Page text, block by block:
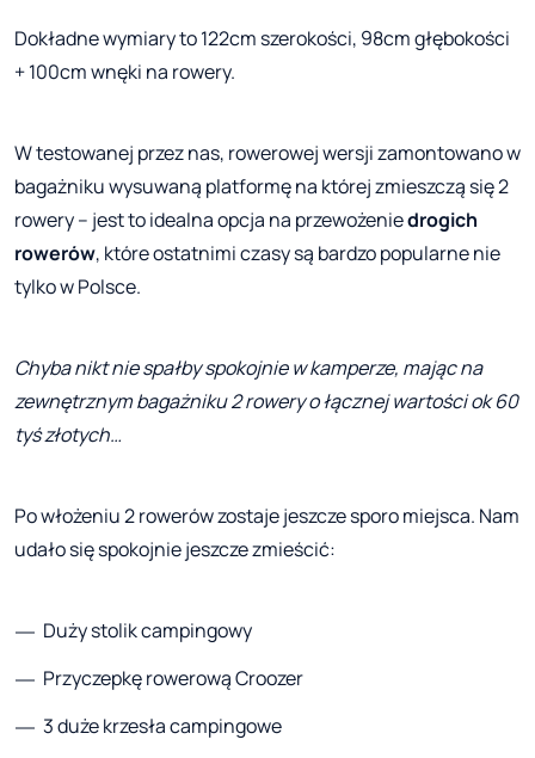
Dokładne wymiary to 122cm szerokości, 98cm głębokości
+ 100cm wnęki na rowery.
W testowanej przez nas, rowerowej wersji zamontowano w
bagażniku wysuwaną platformę na której zmieszczą się 2
rowery – jest to idealna opcja na przewożeniedrogich
rowerów, które ostatnimi czasy są bardzo popularne nie
tylko w Polsce.
Chyba nikt nie spałby spokojnie w kamperze, mając na
zewnętrznym bagażniku 2 rowery o łącznej wartości ok 60
tyś złotych…
Po włożeniu 2 rowerów zostaje jeszcze sporo miejsca. Nam
udało się spokojnie jeszcze zmieścić:
Duży stolik campingowy
Przyczepkę rowerową Croozer
3 duże krzesła campingowe